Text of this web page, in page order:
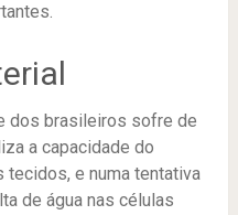
dos brasileiros sofre de
a capacidade do
tecidos, e numa tentativa
de água nas células